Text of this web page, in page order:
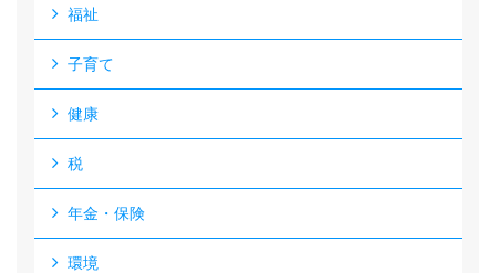
福祉
子育て
健康
税
年金・保険
環境